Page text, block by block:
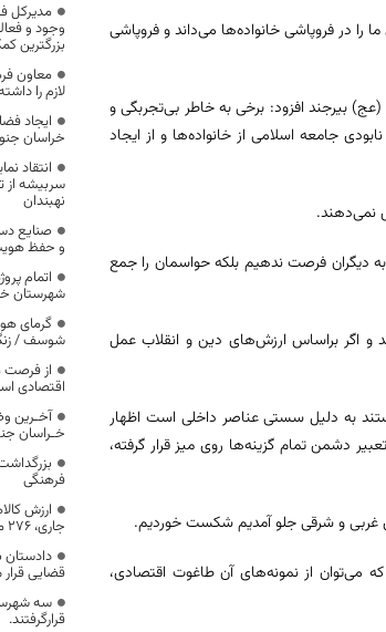
در فروپاشی خانواده‌ها می‌داند و فروپاشی
بیرجند افزود: برخی به خاطر بی‌تجربگی و
جامعه اسلامی از خانواده‌ها و از ایجاد
نمی‌دهند.
دیگران فرصت ندهیم بلکه حواسمان را جمع
به وجود آوردند و اگر براساس ارزش‌های دین و انقلاب عمل
به دلیل سستی عناصر داخلی است اظهار
دشمن تمام گزینه‌ها روی میز قرار گرفته،
غربی و شرقی جلو آمدیم شکست خوردیم.
می‌توان از نمونه‌های آن طاغوت اقتصادی،
مدیرکل
وجود و
بزرگترین
معاون
لازم را
ایجاد
خراسان
انتقاد
سربیشه از
نهبندان
صنایع
و حفظ
اتمام
شهرستان
گرمای
شوسف /
از فرصت
اقتصادی
آخـرین
خـراسان
فرهنگی
ارزش
جاری، 276 میلیون دلار بوده است
قضایی
سه
قرارگرفتند.